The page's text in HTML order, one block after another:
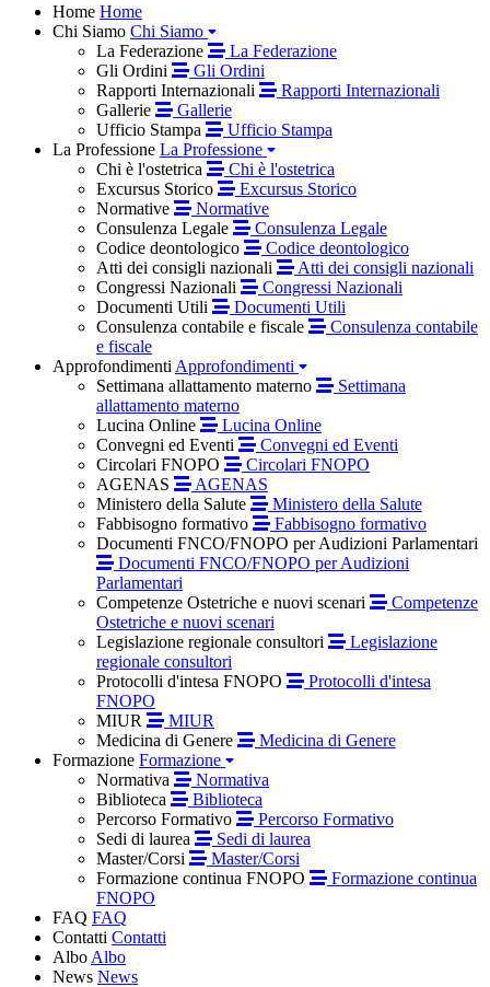
Home Home
Chi Siamo Chi Siamo
La Federazione
La Federazione
Gli Ordini
Gli Ordini
Rapporti Internazionali
Rapporti Internazionali
Gallerie
Gallerie
Ufficio Stampa
Ufficio Stampa
La Professione La Professione
Chi è l'ostetrica
Chi è l'ostetrica
Excursus Storico
Excursus Storico
Normative
Normative
Consulenza Legale
Consulenza Legale
Codice deontologico
Codice deontologico
Atti dei consigli nazionali
Atti dei consigli nazionali
Congressi Nazionali
Congressi Nazionali
Documenti Utili
Documenti Utili
Consulenza contabile e fiscale
Consulenza contabile
e fiscale
Approfondimenti Approfondimenti
Settimana allattamento materno
Settimana
allattamento materno
Lucina Online
Lucina Online
Convegni ed Eventi
Convegni ed Eventi
Circolari FNOPO
Circolari FNOPO
AGENAS
AGENAS
Ministero della Salute
Ministero della Salute
Fabbisogno formativo
Fabbisogno formativo
Documenti FNCO/FNOPO per Audizioni Parlamentari
Documenti FNCO/FNOPO per Audizioni
Parlamentari
Competenze Ostetriche e nuovi scenari
Competenze
Ostetriche e nuovi scenari
Legislazione regionale consultori
Legislazione
regionale consultori
Protocolli d'intesa FNOPO
Protocolli d'intesa
FNOPO
MIUR
MIUR
Medicina di Genere
Medicina di Genere
Formazione Formazione
Normativa
Normativa
Biblioteca
Biblioteca
Percorso Formativo
Percorso Formativo
Sedi di laurea
Sedi di laurea
Master/Corsi
Master/Corsi
Formazione continua FNOPO
Formazione continua
FNOPO
FAQ FAQ
Contatti Contatti
Albo Albo
News News